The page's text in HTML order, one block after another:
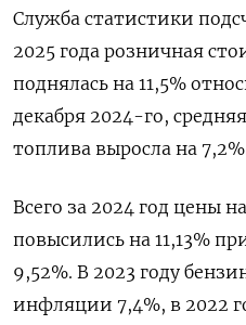
Служба статистики
2025 года розничная
поднялась на 11,5%
декабря 2024-го,
топлива выросла на
Всего за 2024 год цены
повысились на 11,13%
9,52%. В 2023 году
инфляции 7,4%, в 2022